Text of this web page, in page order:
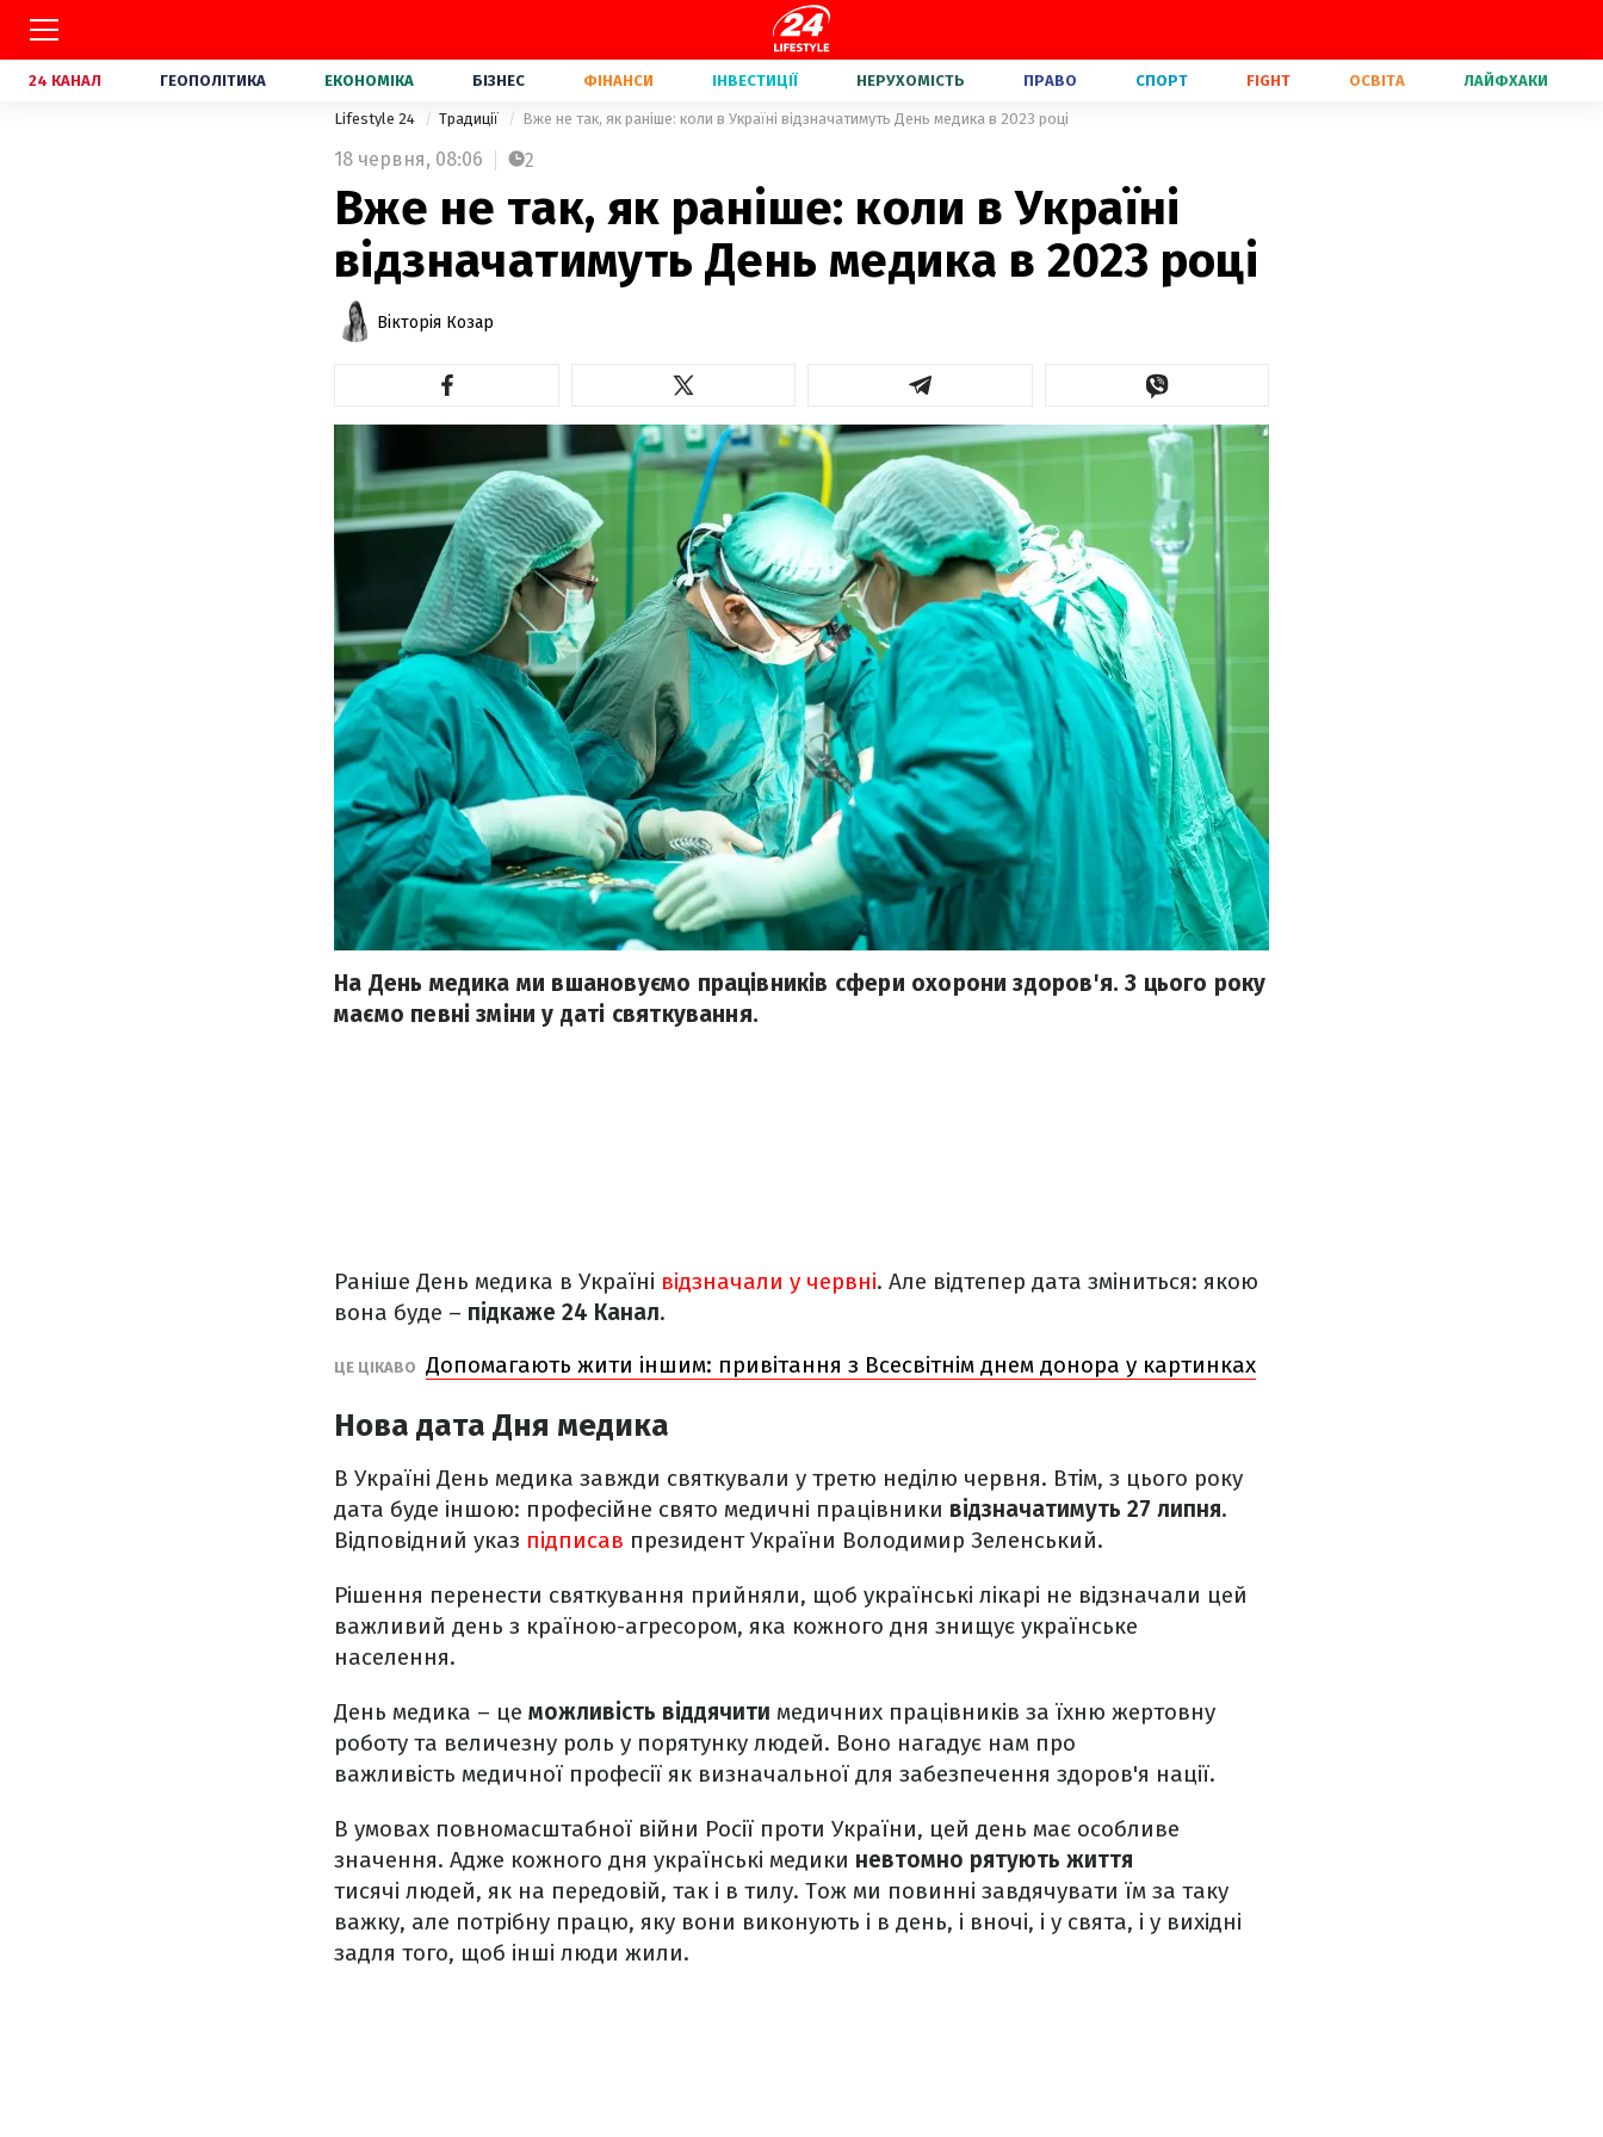
24 КАНАЛ ГЕОПОЛІТИКА ЕКОНОМІКА БІЗНЕС ФІНАНСИ ІНВЕСТИЦІЇ НЕРУХОМІСТЬ ПРАВО СПОРТ FIGHT ОСВІТА ЛАЙФХАКИ
Lifestyle 24 Традиції Вже не так, як раніше: коли в Україні відзначатимуть День медика в 2023 році
18 червня, 08:06 2
Вже не так, як раніше: коли в Україні
відзначатимуть День медика в 2023 році
Вікторія Козар
На День медика ми вшановуємо працівників сфери охорони здоров'я. З цього року
маємо певні зміни у даті святкування.
Раніше День медика в Україні відзначали у червні. Але відтепер дата зміниться: якою
вона буде – підкаже 24 Канал.
ЦЕ ЦІКАВО Допомагають жити іншим: привітання з Всесвітнім днем донора у картинках
Нова дата Дня медика
В Україні День медика завжди святкували у третю неділю червня. Втім, з цього року
дата буде іншою: професійне свято медичні працівники відзначатимуть 27 липня.
Відповідний указ підписав президент України Володимир Зеленський.
Рішення перенести святкування прийняли, щоб українські лікарі не відзначали цей
важливий день з країною-агресором, яка кожного дня знищує українське
населення.
День медика – це можливість віддячити медичних працівників за їхню жертовну
роботу та величезну роль у порятунку людей. Воно нагадує нам про
важливість медичної професії як визначальної для забезпечення здоров'я нації.
В умовах повномасштабної війни Росії проти України, цей день має особливе
значення. Адже кожного дня українські медики невтомно рятують життя
тисячі людей, як на передовій, так і в тилу. Тож ми повинні завдячувати їм за таку
важку, але потрібну працю, яку вони виконують і в день, і вночі, і у свята, і у вихідні
задля того, щоб інші люди жили.